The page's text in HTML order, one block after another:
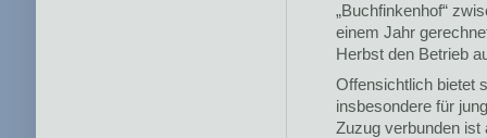
„Buchfinkenhof“
einem Jahr
Herbst den Betrieb
Offensichtlich bietet
insbesondere für
Zuzug verbunden ist